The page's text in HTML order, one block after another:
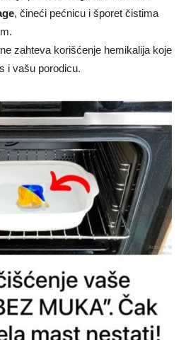
, čineći pećnicu i šporet čistima
zahteva korišćenje hemikalija koje
i vašu porodicu.